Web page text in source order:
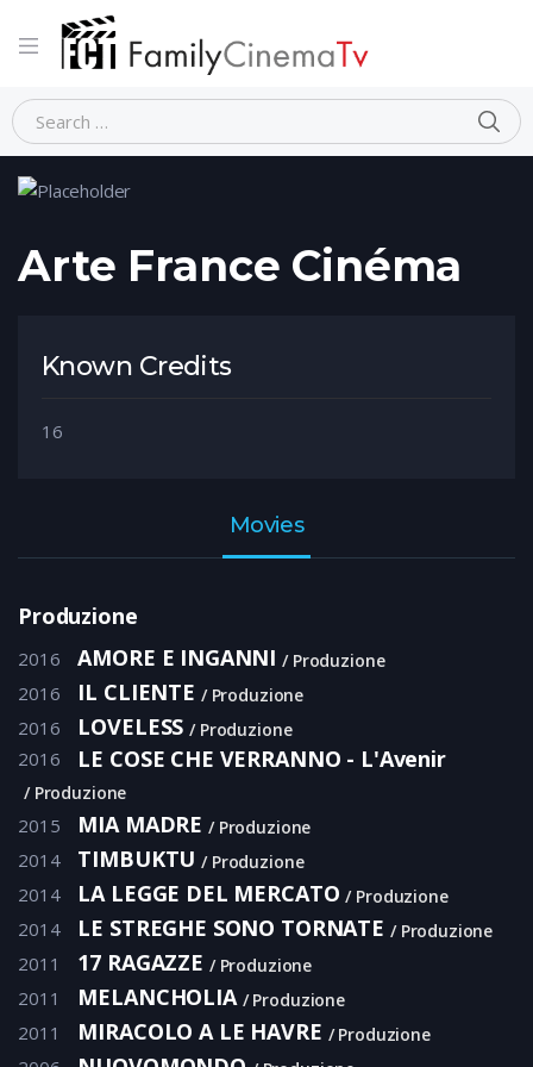
Home Person Arte France Cinéma
Arte France Cinéma
Known Credits
16
Movies
Produzione
2016 AMORE E INGANNI Produzione
2016 IL CLIENTE Produzione
2016 LOVELESS Produzione
2016 LE COSE CHE VERRANNO - L'Avenir
Produzione
2015 MIA MADRE Produzione
2014 TIMBUKTU Produzione
2014 LA LEGGE DEL MERCATO Produzione
2014 LE STREGHE SONO TORNATE Produzione
2011 17 RAGAZZE Produzione
2011 MELANCHOLIA Produzione
2011 MIRACOLO A LE HAVRE Produzione